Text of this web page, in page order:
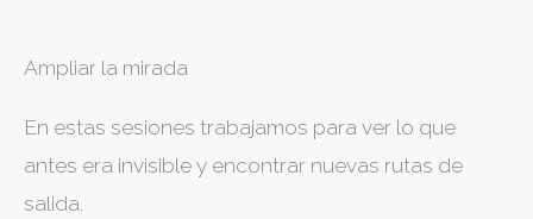
Ampliar la mirada
En estas sesiones trabajamos para ver lo que
antes era invisible y encontrar nuevas rutas de
salida.